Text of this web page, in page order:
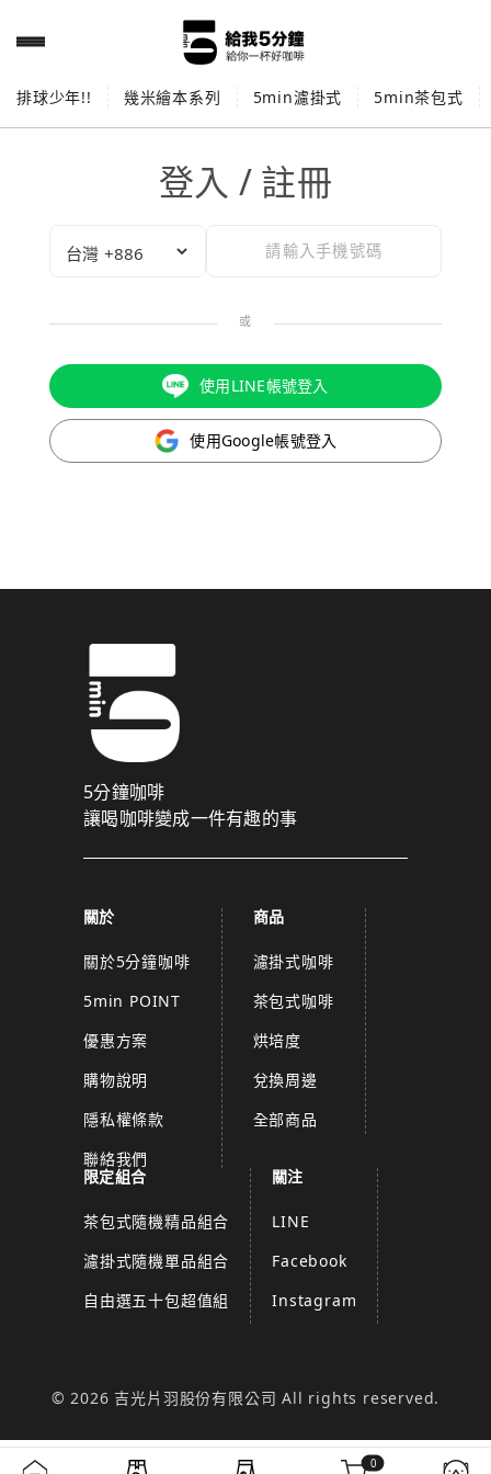
排球少年!! 幾米繪本系列 5min濾掛式 5min茶包式
登入 / 註冊
或
使用LINE帳號登入
使用Google帳號登入
5分鐘咖啡
讓喝咖啡變成一件有趣的事
關於
關於5分鐘咖啡
5min POINT
優惠方案
購物說明
隱私權條款
聯絡我們
商品
濾掛式咖啡
茶包式咖啡
烘培度
兌換周邊
全部商品
限定組合
茶包式隨機精品組合
濾掛式隨機單品組合
自由選五十包超值組
關注
LINE
Facebook
Instagram
© 2026 吉光片羽股份有限公司 All rights reserved.
0
取消
驗證碼已成功發送至您的手機門號！
為了維護您的權益，請於 10 分鐘內填寫認證碼。